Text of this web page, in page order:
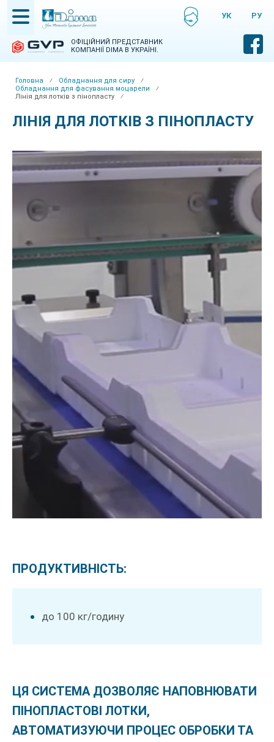
content
ОФІЦІЙНИЙ ПРЕДСТАВНИК
КОМПАНІЇ DIMA В УКРАЇНІ.
УКРАЇНСЬКА
Breadcrumb
Головна ⁄ Обладнання для сиру
⁄
Обладнання для фасування моцарели
⁄
Лінія для лотків з пінопласту
⁄
ЛІНІЯ ДЛЯ ЛОТКІВ З ПІНОПЛАСТУ
ПРОДУКТИВНІСТЬ:
до 100 кг/годину
ЦЯ СИСТЕМА ДОЗВОЛЯЄ НАПОВНЮВАТИ
ПІНОПЛАСТОВІ ЛОТКИ,
АВТОМАТИЗУЮЧИ ПРОЦЕС ОБРОБКИ ТА